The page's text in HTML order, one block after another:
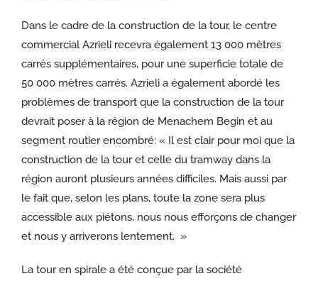
Dans le cadre de la construction de la tour, le centre
commercial Azrieli recevra également 13 000 mètres
carrés supplémentaires, pour une superficie totale de
50 000 mètres carrés. Azrieli a également abordé les
problèmes de transport que la construction de la tour
devrait poser à la région de Menachem Begin et au
segment routier encombré: « Il est clair pour moi que la
construction de la tour et celle du tramway dans la
région auront plusieurs années difficiles. Mais aussi par
le fait que, selon les plans, toute la zone sera plus
accessible aux piétons, nous nous efforçons de changer
et nous y arriverons lentement. »
La tour en spirale a été conçue par la société